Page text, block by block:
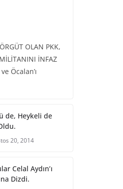
OLAN PKK,
İNFAZ
Öcalan’ı
de, Heykeli de
20, 2014
Celal Aydın’ı
Dizdi.